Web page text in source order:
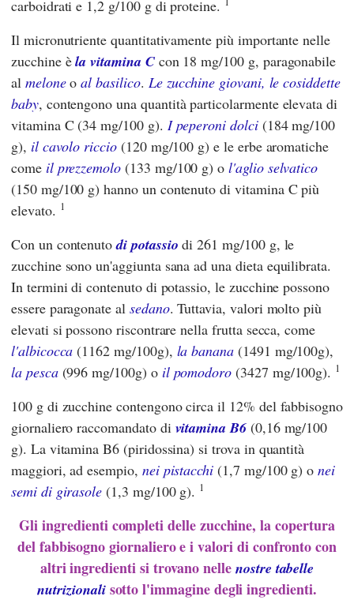
carboidrati e 1,2 g/100 g di proteine.
Il micronutriente quantitativamente più importante nelle
zucchine èla vitamina Ccon 18 mg/100 g, paragonabile
al meloneoal basilico. Le zucchine giovani, le cosiddette
baby, contengono una quantità particolarmente elevata di
vitamina C (34 mg/100 g). I peperoni dolci(184 mg/100
g), il cavolo riccio(120 mg/100 g) e le erbe aromatiche
come il prezzemolo (133 mg/100 g) ol'aglio selvatico
(150 mg/100 g) hanno un contenuto di vitamina C più
elevato. 1
Con un contenutodi potassio di 261 mg/100 g, le
zucchine sono un'aggiunta sana ad una dieta equilibrata.
In termini di contenuto di potassio, le zucchine possono
essere paragonate al sedano. Tuttavia, valori molto più
elevati si possono riscontrare nella frutta secca, come
l'albicocca (1162 mg/100g), la banana (1491 mg/100g),
la pesca(996 mg/100g) o il pomodoro (3427 mg/100g). 1
100 g di zucchine contengono circa il 12% del fabbisogno
giornaliero raccomandato di vitamina B6(0,16 mg/100
g). La vitamina B6 (piridossina) si trova in quantità
maggiori, ad esempio, nei pistacchi (1,7 mg/100 g) onei
semi di girasole (1,3 mg/100 g). 1
Gli ingredienti completi delle zucchine, la copertura
del fabbisogno giornaliero e i valori di confronto con
altri ingredienti si trovano nelle nostre tabelle
nutrizionalisotto l'immagine degli ingredienti.